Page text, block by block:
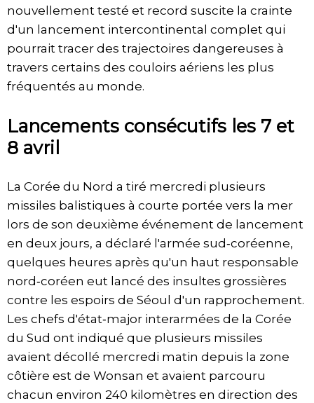
nouvellement testé et record suscite la crainte
d'un lancement intercontinental complet qui
pourrait tracer des trajectoires dangereuses à
travers certains des couloirs aériens les plus
fréquentés au monde.
Lancements consécutifs les 7 et
8 avril
La Corée du Nord a tiré mercredi plusieurs
missiles balistiques à courte portée vers la mer
lors de son deuxième événement de lancement
en deux jours, a déclaré l'armée sud‑coréenne,
quelques heures après qu'un haut responsable
nord‑coréen eut lancé des insultes grossières
contre les espoirs de Séoul d'un rapprochement.
Les chefs d'état‑major interarmées de la Corée
du Sud ont indiqué que plusieurs missiles
avaient décollé mercredi matin depuis la zone
côtière est de Wonsan et avaient parcouru
chacun environ 240 kilomètres en direction des